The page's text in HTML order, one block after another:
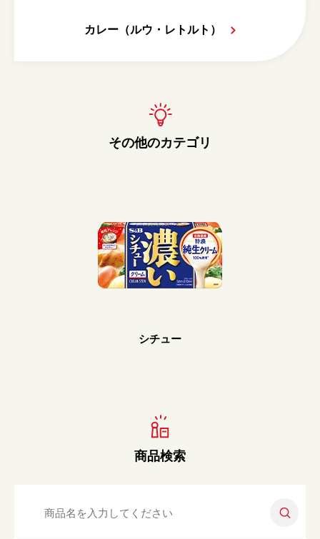
カレー（ルウ・レトルト）
その他のカテゴリ
シチュー
商品検索